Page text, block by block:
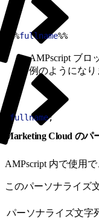
%%fullname%%
AMPscript ブロ
例のようになり
fullname;
Marketing Cloud のパ
AMPscript 内で使用
このパーソナライズ
パーソナライズ文字